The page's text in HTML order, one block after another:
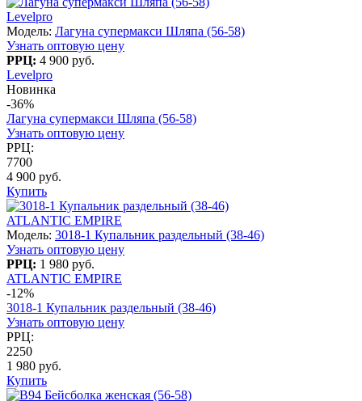
Levelpro
Модель: Лагуна супермакси Шляпа (56-58)
Узнать оптовую цену
РРЦ: 4 900 руб.
Levelpro
Новинка
-36%
Лагуна супермакси Шляпа (56-58)
Узнать оптовую цену
РРЦ:
7700
4 900 руб.
Купить
ATLANTIC EMPIRE
Модель: 3018-1 Купальник раздельный (38-46)
Узнать оптовую цену
РРЦ: 1 980 руб.
ATLANTIC EMPIRE
-12%
3018-1 Купальник раздельный (38-46)
Узнать оптовую цену
РРЦ:
2250
1 980 руб.
Купить